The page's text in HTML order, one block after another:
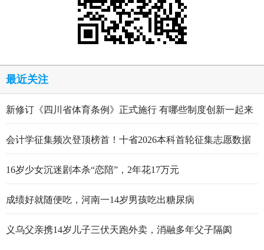
最近关注
新修订《四川省体育条例》正式施行 有哪些制度创新一起来
会计学征集频次登顶榜首！十省2026本科首轮征集志愿数据
16岁少女沉迷剧本杀“恋陪”，2年花17万元
成绩好就随便吃，河南一14岁男孩吃出糖尿病
义乌父亲携14岁儿子三伏天跑外卖，消融多年父子隔阂